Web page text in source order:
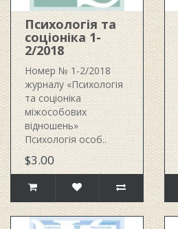
Психологія та
соціоніка 1-
2/2018
Номер № 1-2/2018
журналу «Психологія
та соціоніка
міжособових
відношень»
Психологія особ..
$3.00